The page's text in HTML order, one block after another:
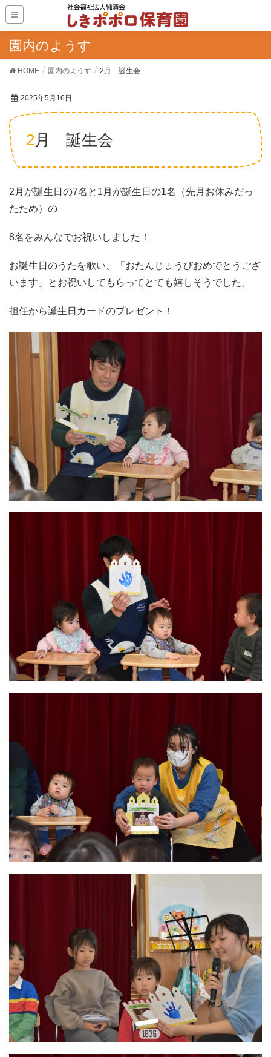
園内のようす
HOME 園内のようす 2月 誕生会
2025年5月16日
2月 誕生会
2月が誕生日の7名と1月が誕生日の1名（先月お休みだっ
たため）の
8名をみんなでお祝いしました！
お誕生日のうたを歌い、「おたんじょうびおめでとうござ
います」とお祝いしてもらってとても嬉しそうでした。
担任から誕生日カードのプレゼント！